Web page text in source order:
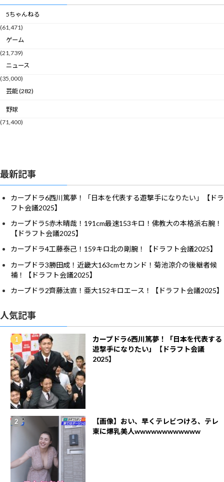
5ちゃんねる
(61,471)
ゲーム
(21,739)
ニュース
(35,000)
芸能 (282)
野球
(71,400)
最新記事
カープドラ6西川篤夢！「日本を代表する遊撃手になりたい」【ドラ
フト会議2025】
カープドラ5赤木晴哉！191cm最速153キロ！佛教大の本格派右腕！
【ドラフト会議2025】
カープドラ4工藤泰己！159キロ北の剛腕！【ドラフト会議2025】
カープドラ3勝田成！近畿大163cmセカンド！菊池涼介の後継者候
補！【ドラフト会議2025】
カープドラ2齊藤汰直！亜大152キロエース！【ドラフト会議2025】
人気記事
カープドラ6西川篤夢！「日本を代表する
遊撃手になりたい」【ドラフト会議
2025】
【画像】おい、早くテレビつけろ、テレ
東に爆乳美人wwwwwwwwwwww